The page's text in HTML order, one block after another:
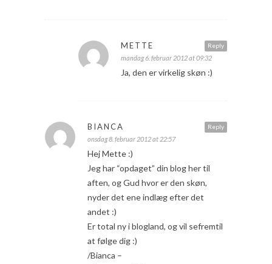
Reply
METTE
mandag 6. februar 2012 at 09:32
Ja, den er virkelig skøn :)
Reply
BIANCA
onsdag 8. februar 2012 at 22:57
Hej Mette :)
Jeg har “opdaget” din blog her til
aften, og Gud hvor er den skøn,
nyder det ene indlæg efter det
andet :)
Er total ny i blogland, og vil sefremtil
at følge dig :)
/Bianca –